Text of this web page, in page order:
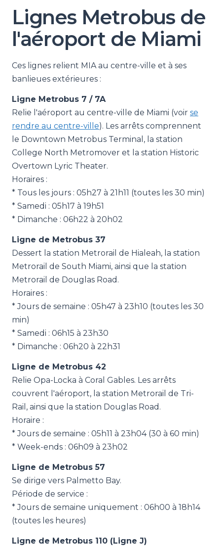
Lignes Metrobus de
l'aéroport de Miami
Ces lignes relient MIA au centre-ville et à ses
banlieues extérieures :
Ligne Metrobus 7 / 7A
Relie l'aéroport au centre-ville de Miami (voir se
rendre au centre-ville). Les arrêts comprennent
le Downtown Metrobus Terminal, la station
College North Metromover et la station Historic
Overtown Lyric Theater.
Horaires :
* Tous les jours : 05h27 à 21h11 (toutes les 30 min)
* Samedi : 05h17 à 19h51
* Dimanche : 06h22 à 20h02
Ligne de Metrobus 37
Dessert la station Metrorail de Hialeah, la station
Metrorail de South Miami, ainsi que la station
Metrorail de Douglas Road.
Horaires :
* Jours de semaine : 05h47 à 23h10 (toutes les 30
min)
* Samedi : 06h15 à 23h30
* Dimanche : 06h20 à 22h31
Ligne de Metrobus 42
Relie Opa-Locka à Coral Gables. Les arrêts
couvrent l'aéroport, la station Metrorail de Tri-
Rail, ainsi que la station Douglas Road.
Horaire :
* Jours de semaine : 05h11 à 23h04 (30 à 60 min)
* Week-ends : 06h09 à 23h02
Ligne de Metrobus 57
Se dirige vers Palmetto Bay.
Période de service :
* Jours de semaine uniquement : 06h00 à 18h14
(toutes les heures)
Ligne de Metrobus 110 (Ligne J)